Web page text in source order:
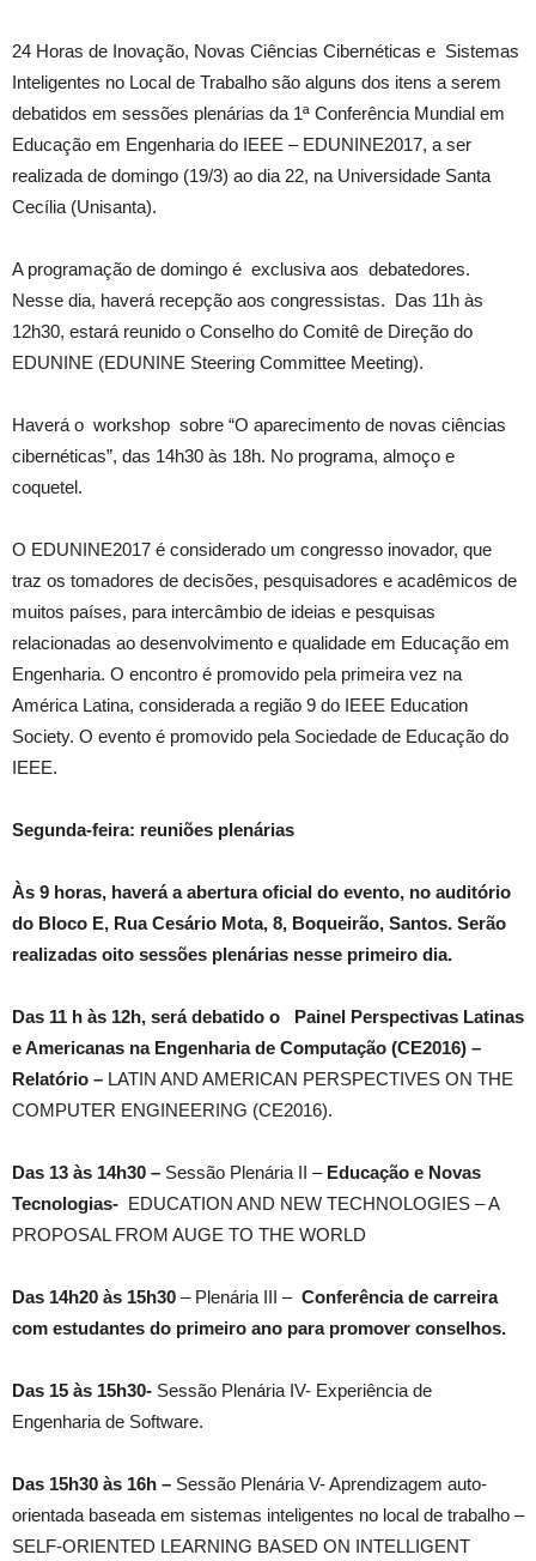
24 Horas de Inovação, Novas Ciências Cibernéticas e Sistemas
Inteligentes no Local de Trabalho são alguns dos itens a serem
debatidos em sessões plenárias da 1ª Conferência Mundial em
Educação em Engenharia do IEEE – EDUNINE2017, a ser
realizada de domingo (19/3) ao dia 22, na Universidade Santa
Cecília (Unisanta).
A programação de domingo é exclusiva aos debatedores.
Nesse dia, haverá recepção aos congressistas. Das 11h às
12h30, estará reunido o Conselho do Comitê de Direção do
EDUNINE (EDUNINE Steering Committee Meeting).
Haverá o workshop sobre “O aparecimento de novas ciências
cibernéticas”, das 14h30 às 18h. No programa, almoço e
coquetel.
O EDUNINE2017 é considerado um congresso inovador, que
traz os tomadores de decisões, pesquisadores e acadêmicos de
muitos países, para intercâmbio de ideias e pesquisas
relacionadas ao desenvolvimento e qualidade em Educação em
Engenharia. O encontro é promovido pela primeira vez na
América Latina, considerada a região 9 do IEEE Education
Society. O evento é promovido pela Sociedade de Educação do
IEEE.
Segunda-feira: reuniões plenárias
Às 9 horas, haverá a abertura oficial do evento, no auditório
do Bloco E, Rua Cesário Mota, 8, Boqueirão, Santos. Serão
realizadas oito sessões plenárias nesse primeiro dia.
Das 11 h às 12h, será debatido o Painel Perspectivas Latinas
e Americanas na Engenharia de Computação (CE2016) –
Relatório – LATIN AND AMERICAN PERSPECTIVES ON THE
COMPUTER ENGINEERING (CE2016).
Das 13 às 14h30 – Sessão Plenária II – Educação e Novas
Tecnologias- EDUCATION AND NEW TECHNOLOGIES – A
PROPOSAL FROM AUGE TO THE WORLD
Das 14h20 às 15h30 – Plenária III – Conferência de carreira
com estudantes do primeiro ano para promover conselhos.
Das 15 às 15h30- Sessão Plenária IV- Experiência de
Engenharia de Software.
Das 15h30 às 16h – Sessão Plenária V- Aprendizagem auto-
orientada baseada em sistemas inteligentes no local de trabalho –
SELF-ORIENTED LEARNING BASED ON INTELLIGENT